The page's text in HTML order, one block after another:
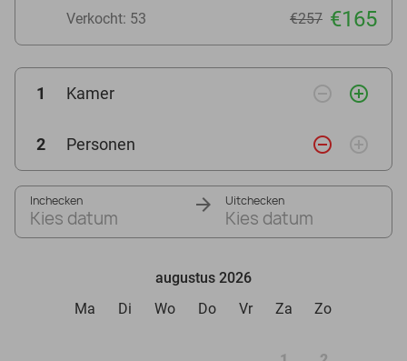
Verkocht: 53 €257 €165
1 Kamer remove_circle_outline add_circle_outline
2 Personen remove_circle_outline add_circle_outline
Inchecken
Kies datum
Uitchecken
Kies datum
augustus 2026
Ma
Di Wo Do Vr Za Zo